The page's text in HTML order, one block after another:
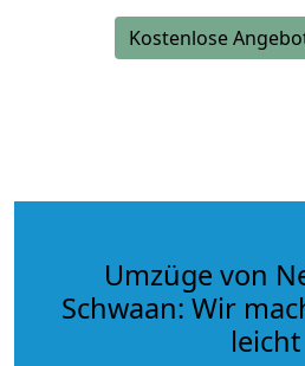
Kostenlose
Umzüge von
Schwaan: Wir
leicht